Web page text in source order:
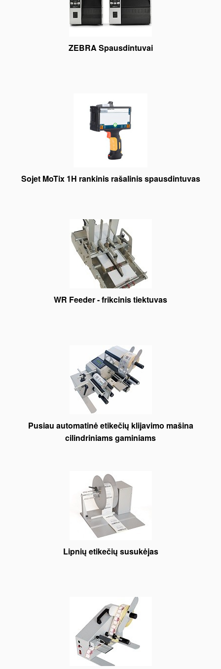
ZEBRA Spausdintuvai
Sojet MoTix 1H rankinis rašalinis spausdintuvas
WR Feeder - frikcinis tiektuvas
Pusiau automatinė etikečių klijavimo mašina
cilindriniams gaminiams
Lipnių etikečių susukėjas